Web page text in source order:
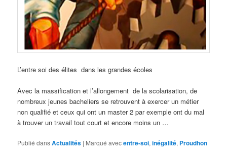
L’entre soi des élites dans les grandes écoles
Avec la massification et l’allongement de la scolarisation, de
nombreux jeunes bacheliers se retrouvent à exercer un métier
non qualifié et ceux qui ont un master 2 par exemple ont du mal
à trouver un travail tout court et encore moins un …
Publié dansActualités | Marqué avecentre-soi,inégalité, Proudhon